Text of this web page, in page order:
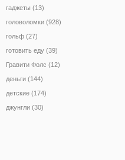
гаджеты (13)
головоломки (928)
гольф (27)
готовить еду (39)
Гравити Фолс (12)
деньги (144)
детские (174)
джунгли (30)